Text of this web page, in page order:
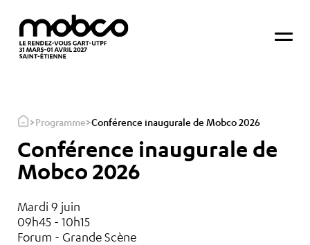
>Programme>Conférence inaugurale de Mobco 2026
Conférence inaugurale de
Mobco 2026
Mardi 9 juin
09h45 - 10h15
Forum - Grande Scène